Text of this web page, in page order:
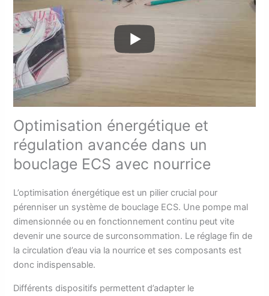
Optimisation énergétique et
régulation avancée dans un
bouclage ECS avec nourrice
L’optimisation énergétique est un pilier crucial pour
pérenniser un système de bouclage ECS. Une pompe mal
dimensionnée ou en fonctionnement continu peut vite
devenir une source de surconsommation. Le réglage fin de
la circulation d’eau via la nourrice et ses composants est
donc indispensable.
Différents dispositifs permettent d’adapter le